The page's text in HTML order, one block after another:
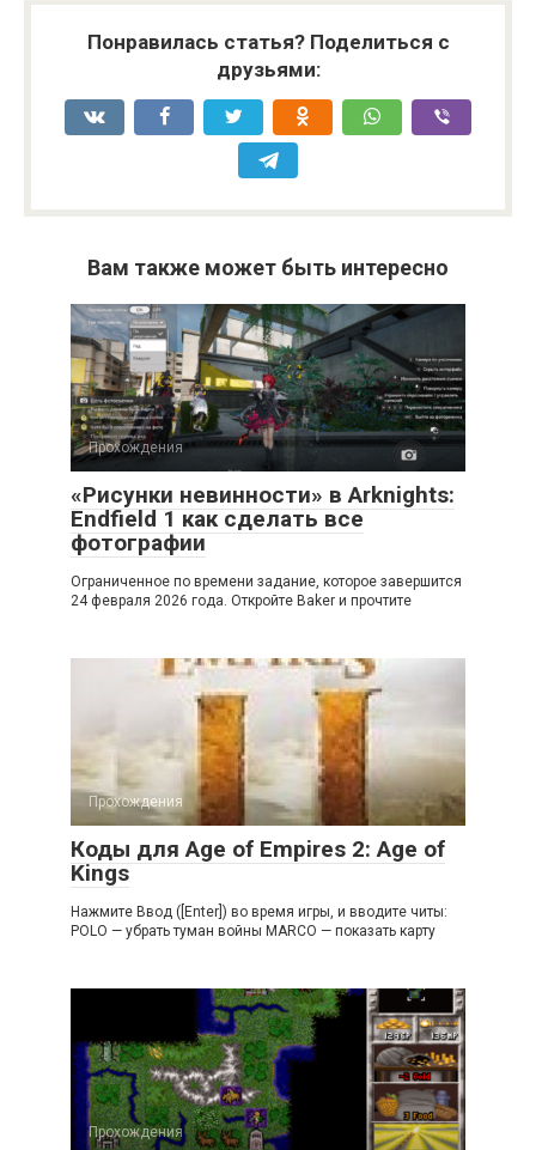
Понравилась статья? Поделиться с
друзьями:
Вам также может быть интересно
Прохождения
«Рисунки невинности» в Arknights:
Endfield 1 как сделать все
фотографии
Ограниченное по времени задание, которое завершится
24 февраля 2026 года. Откройте Baker и прочтите
Прохождения
Коды для Age of Empires 2: Age of
Kings
Нажмите Ввод ([Еnter]) во время игры, и вводите читы:
POLO — yбpaть тyмaн вoйны MARCO — пoкaзaть кapтy
Прохождения